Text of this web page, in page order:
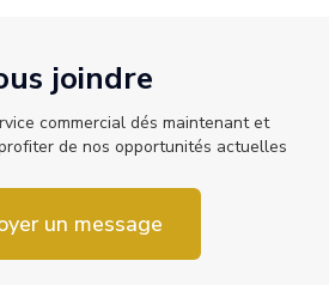
joindre
commercial dés maintenant et
de nos opportunités actuelles
un message